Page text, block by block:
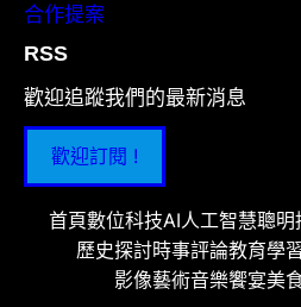
合作提案
RSS
歡迎追蹤我們的最新消息
歡迎訂閱 !
首頁數位科技AI人工智慧聰明
歷史探討時事評論教育學
影像藝術音樂饗宴美